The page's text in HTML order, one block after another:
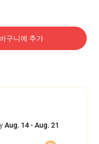
구니에 추가
Aug. 14 - Aug. 21